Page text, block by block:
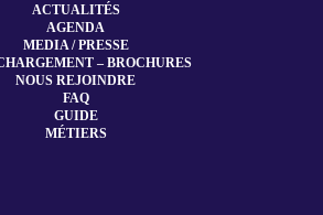
ACTUALITÉS
AGENDA
MEDIA / PRESSE
– BROCHURES
NOUS REJOINDRE
FAQ
GUIDE
MÉTIERS